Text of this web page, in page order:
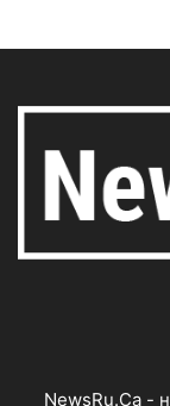
NewsRu.Ca -